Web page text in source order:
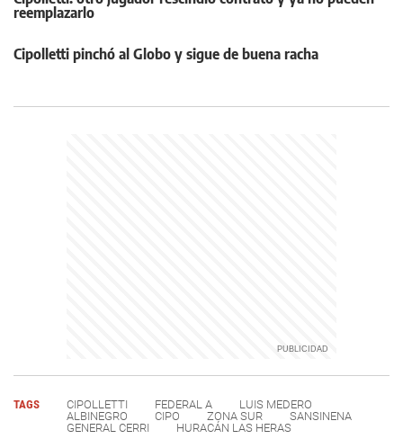
reemplazarlo
Cipolletti pinchó al Globo y sigue de buena racha
TAGS CIPOLLETTI FEDERAL A
LUIS MEDERO
ALBINEGRO
CIPO ZONA SUR
SANSINENA
GENERAL CERRI
HURACÁN LAS HERAS